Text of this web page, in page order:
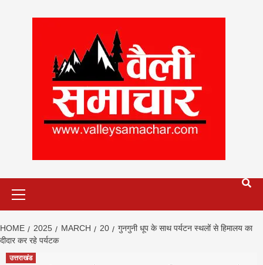
HOME 2025 MARCH 20
गुनगुनी धूप के साथ पर्यटन स्थलों से हिमालय का
दीदार कर रहे पर्यटक
उत्तराखंड